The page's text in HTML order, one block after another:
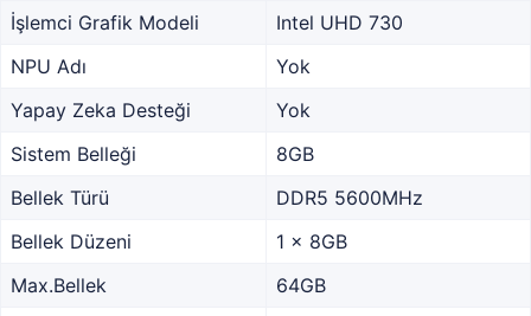
İşlemci Grafik Modeli
Intel UHD 730
NPU Adı
Yok
Yapay Zeka Desteği
Yok
Sistem Belleği
8GB
Bellek Türü
DDR5 5600MHz
Bellek Düzeni
1 x 8GB
Max.Bellek
64GB